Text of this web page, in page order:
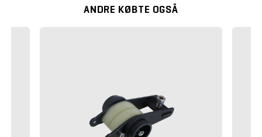
ANDRE KØBTE OGSÅ